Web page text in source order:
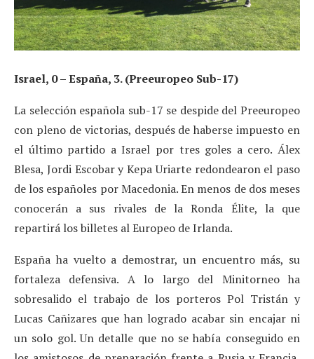
Israel, 0 – España, 3. (Preeuropeo Sub-17)
La selección española sub-17 se despide del Preeuropeo
con pleno de victorias, después de haberse impuesto en
el último partido a Israel por tres goles a cero. Álex
Blesa, Jordi Escobar y Kepa Uriarte redondearon el paso
de los españoles por Macedonia. En menos de dos meses
conocerán a sus rivales de la Ronda Élite, la que
repartirá los billetes al Europeo de Irlanda.
España ha vuelto a demostrar, un encuentro más, su
fortaleza defensiva. A lo largo del Minitorneo ha
sobresalido el trabajo de los porteros Pol Tristán y
Lucas Cañizares que han logrado acabar sin encajar ni
un solo gol. Un detalle que no se había conseguido en